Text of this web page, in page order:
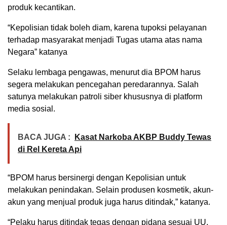
produk kecantikan.
“Kepolisian tidak boleh diam, karena tupoksi pelayanan
terhadap masyarakat menjadi Tugas utama atas nama
Negara” katanya
Selaku lembaga pengawas, menurut dia BPOM harus
segera melakukan pencegahan peredarannya. Salah
satunya melakukan patroli siber khususnya di platform
media sosial.
BACA JUGA :
Kasat Narkoba AKBP Buddy Tewas
di Rel Kereta Api
“BPOM harus bersinergi dengan Kepolisian untuk
melakukan penindakan. Selain produsen kosmetik, akun-
akun yang menjual produk juga harus ditindak,” katanya.
“Pelaku harus ditindak tegas dengan pidana sesuai UU,